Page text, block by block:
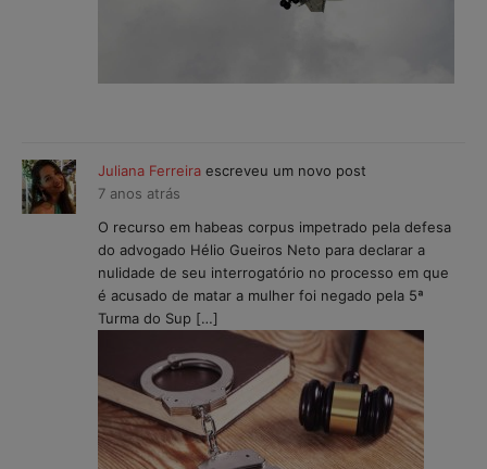
Juliana Ferreira escreveu um novo post
7 anos atrás
O recurso em habeas corpus impetrado pela defesa
do advogado Hélio Gueiros Neto para declarar a
nulidade de seu interrogatório no processo em que
é acusado de matar a mulher foi negado pela 5ª
Turma do Sup […]